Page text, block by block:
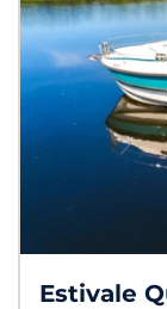
Estivale